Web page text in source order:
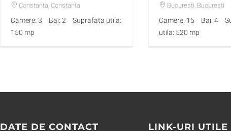
Constanta, Constanta
Camere: 3 Bai: 2
Suprafata utila:
150 mp
Bucuresti, Bucuresti
Camere: 15 Bai: 4
utila: 520 mp
DATE DE CONTACT LINK-URI UTILE